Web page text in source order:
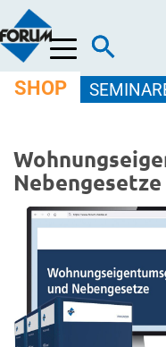
Menü
SHOP
Nebengesetze